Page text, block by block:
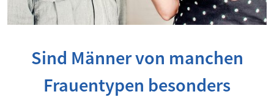
Sind Männer von manchen
Frauentypen besonders